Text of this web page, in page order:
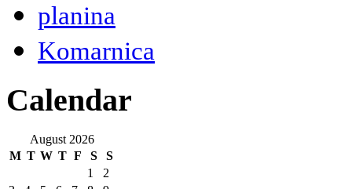
planina
Komarnica
Calendar
August 2026
M T W T F S
S
1
2